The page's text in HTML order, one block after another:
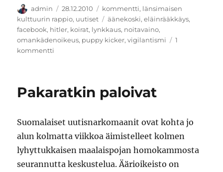
Kirjoittaja
admin Julkaistu
28.12.2010 Kategoriat
kommentti, länsimaisen
kulttuurin rappio, uutiset Avainsanat
äänekoski,eläinrääkkäys,
facebook, hitler, koirat, lynkkaus, noitavaino,
omankädenoikeus, puppy kicker,vigilantismi
1
kommentti
Pakaratkin paloivat
Suomalaiset uutisnarkomaanit ovat kohta jo
alun kolmatta viikkoa äimistelleet kolmen
lyhyttukkaisen maalaispojan homokammosta
seurannutta keskustelua. Äärioikeisto on